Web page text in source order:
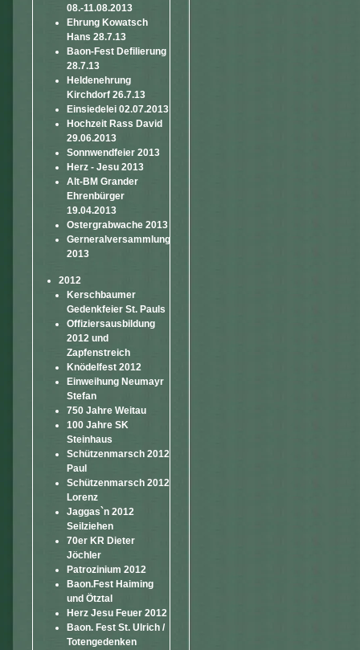
08.-11.08.2013
Ehrung Kowatsch
Hans 28.7.13
Baon-Fest Defilierung
28.7.13
Heldenehrung
Kirchdorf 26.7.13
Einsiedelei 02.07.2013
Hochzeit Rass David
29.06.2013
Sonnwendfeier 2013
Herz - Jesu 2013
Alt-BM Grander
Ehrenbürger
19.04.2013
Ostergrabwache 2013
Gerneralversammlung
2013
2012
Kerschbaumer
Gedenkfeier St. Pauls
Offiziersausbildung
2012 und
Zapfenstreich
Knödelfest 2012
Einweihung Neumayr
Stefan
750 Jahre Weitau
100 Jahre SK
Steinhaus
Schützenmarsch 2012
Paul
Schützenmarsch 2012
Lorenz
Jaggas`n 2012
Seilziehen
70er KR Dieter
Jöchler
Patrozinium 2012
Baon.Fest Haiming
und Ötztal
Herz Jesu Feuer 2012
Baon. Fest St. Ulrich /
Totengedenken